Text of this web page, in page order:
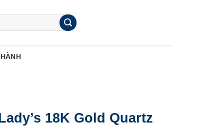
18K Gold Quartz